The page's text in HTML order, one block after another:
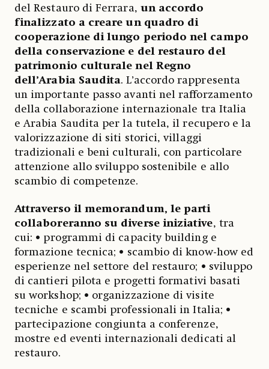
del Restauro di Ferrara, un accordo
finalizzato a creare un quadro di
cooperazione di lungo periodo nel campo
della conservazione e del restauro del
patrimonio culturale nel Regno
dell’Arabia Saudita. L’accordo rappresenta
un importante passo avanti nel rafforzamento
della collaborazione internazionale tra Italia
e Arabia Saudita per la tutela, il recupero e la
valorizzazione di siti storici, villaggi
tradizionali e beni culturali, con particolare
attenzione allo sviluppo sostenibile e allo
scambio di competenze.
Attraverso il memorandum, le parti
collaboreranno su diverse iniziative, tra
cui: • programmi di capacity building e
formazione tecnica; • scambio di know-how ed
esperienze nel settore del restauro; • sviluppo
di cantieri pilota e progetti formativi basati
su workshop; • organizzazione di visite
tecniche e scambi professionali in Italia; •
partecipazione congiunta a conferenze,
mostre ed eventi internazionali dedicati al
restauro.